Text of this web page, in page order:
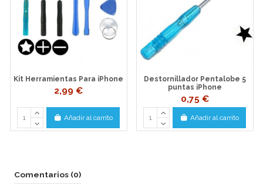
Kit Herramientas Para iPhone
2,99 €
Añadir al carrito
Destornillador Pentalobe 5
puntas iPhone
0,75 €
Añadir al carrito
Comentarios (0)